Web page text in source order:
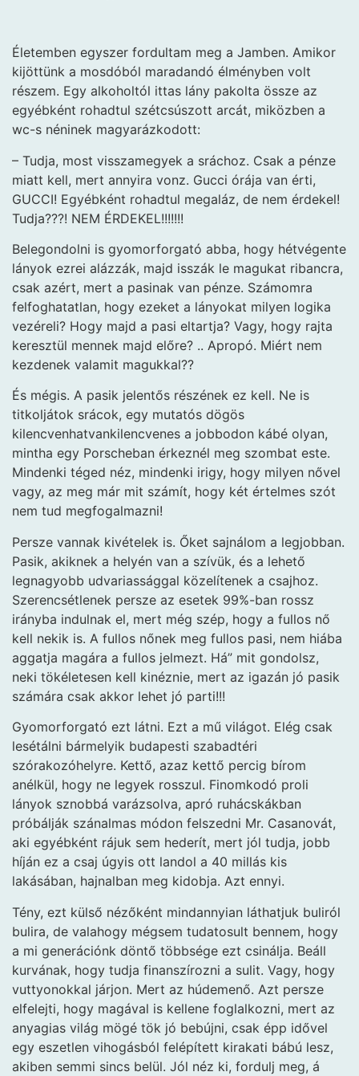
Életemben egyszer fordultam meg a Jamben. Amikor
kijöttünk a mosdóból maradandó élményben volt
részem. Egy alkoholtól ittas lány pakolta össze az
egyébként rohadtul szétcsúszott arcát, miközben a
wc-s néninek magyarázkodott:
– Tudja, most visszamegyek a sráchoz. Csak a pénze
miatt kell, mert annyira vonz. Gucci órája van érti,
GUCCI! Egyébként rohadtul megaláz, de nem érdekel!
Tudja???! NEM ÉRDEKEL!!!!!!!
Belegondolni is gyomorforgató abba, hogy hétvégente
lányok ezrei alázzák, majd isszák le magukat ribancra,
csak azért, mert a pasinak van pénze. Számomra
felfoghatatlan, hogy ezeket a lányokat milyen logika
vezéreli? Hogy majd a pasi eltartja? Vagy, hogy rajta
keresztül mennek majd előre? .. Apropó. Miért nem
kezdenek valamit magukkal??
És mégis. A pasik jelentős részének ez kell. Ne is
titkoljátok srácok, egy mutatós dögös
kilencvenhatvankilencvenes a jobbodon kábé olyan,
mintha egy Porscheban érkeznél meg szombat este.
Mindenki téged néz, mindenki irigy, hogy milyen nővel
vagy, az meg már mit számít, hogy két értelmes szót
nem tud megfogalmazni!
Persze vannak kivételek is. Őket sajnálom a legjobban.
Pasik, akiknek a helyén van a szívük, és a lehető
legnagyobb udvariassággal közelítenek a csajhoz.
Szerencsétlenek persze az esetek 99%-ban rossz
irányba indulnak el, mert még szép, hogy a fullos nő
kell nekik is. A fullos nőnek meg fullos pasi, nem hiába
aggatja magára a fullos jelmezt. Há” mit gondolsz,
neki tökéletesen kell kinéznie, mert az igazán jó pasik
számára csak akkor lehet jó parti!!!
Gyomorforgató ezt látni. Ezt a mű világot. Elég csak
lesétálni bármelyik budapesti szabadtéri
szórakozóhelyre. Kettő, azaz kettő percig bírom
anélkül, hogy ne legyek rosszul. Finomkodó proli
lányok sznobbá varázsolva, apró ruhácskákban
próbálják szánalmas módon felszedni Mr. Casanovát,
aki egyébként rájuk sem hederít, mert jól tudja, jobb
híján ez a csaj úgyis ott landol a 40 millás kis
lakásában, hajnalban meg kidobja. Azt ennyi.
Tény, ezt külső nézőként mindannyian láthatjuk buliról
bulira, de valahogy mégsem tudatosult bennem, hogy
a mi generációnk döntő többsége ezt csinálja. Beáll
kurvának, hogy tudja finanszírozni a sulit. Vagy, hogy
vuttyonokkal járjon. Mert az húdemenő. Azt persze
elfelejti, hogy magával is kellene foglalkozni, mert az
anyagias világ mögé tök jó bebújni, csak épp idővel
egy eszetlen vihogásból felépített kirakati bábú lesz,
akiben semmi sincs belül. Jól néz ki, fordulj meg, á